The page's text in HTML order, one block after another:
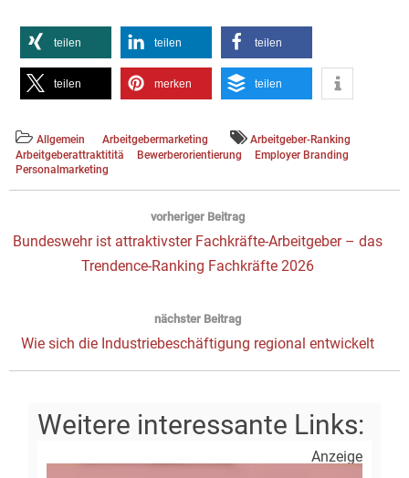
teilen teilen teilen
teilen merken teilen
Allgemein Arbeitgebermarketing
Arbeitgeber-Ranking
Arbeitgeberattraktititä
Bewerberorientierung
Employer Branding
Personalmarketing
Beitragsnavigation
vorheriger Beitrag
Vorheriger
Bundeswehr ist attraktivster Fachkräfte-Arbeitgeber – das
Trendence-Ranking Fachkräfte 2026
nächster Beitrag
Next
post:
Wie sich die Industriebeschäftigung regional entwickelt
Anzeige